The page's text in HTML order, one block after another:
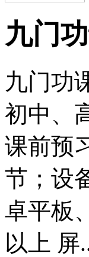
九门
九门功
初中、
课前预
节；设
卓平板
以上 屏